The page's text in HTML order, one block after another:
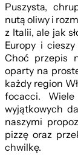
Puszysta,
nutą oliwy i
z Italii, ale jak
Europy i
Choć przepis
oparty na
każdy region
focacci.
wyjątkowych
naszymi
pizzę oraz
chwilkę.